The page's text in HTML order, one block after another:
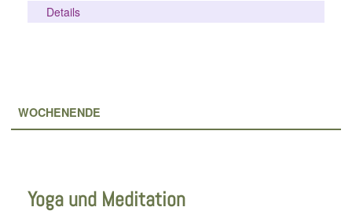
Details
WOCHENENDE
Yoga und Meditation